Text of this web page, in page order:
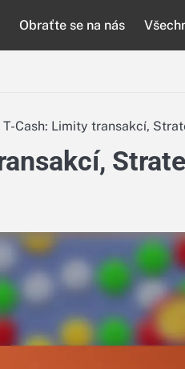
Obraťte se na nás
T-Cash: Limity transakcí,